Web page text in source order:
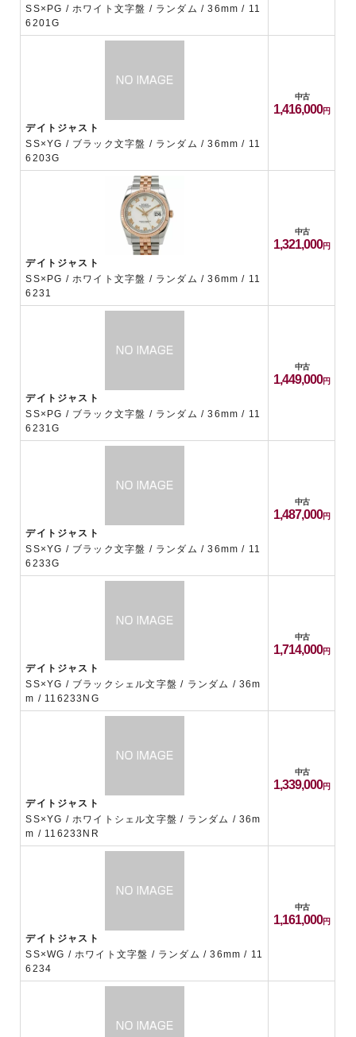
SS×PG / ホワイト文字盤 / ランダム / 36mm / 11
6201G
デイトジャスト
SS×YG / ブラック文字盤 / ランダム / 36mm / 11
6203G
中古
1,416,000
デイトジャスト
SS×PG / ホワイト文字盤 / ランダム / 36mm / 11
6231
中古
1,321,000
デイトジャスト
SS×PG / ブラック文字盤 / ランダム / 36mm / 11
6231G
中古
1,449,000
デイトジャスト
SS×YG / ブラック文字盤 / ランダム / 36mm / 11
6233G
中古
1,487,000
デイトジャスト
SS×YG / ブラックシェル文字盤 / ランダム / 36m
m / 116233NG
中古
1,714,000
デイトジャスト
SS×YG / ホワイトシェル文字盤 / ランダム / 36m
m / 116233NR
中古
1,339,000
デイトジャスト
SS×WG / ホワイト文字盤 / ランダム / 36mm / 11
6234
中古
1,161,000